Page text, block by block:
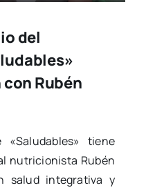
del
Rubén
«Salu­da­bles» tie­ne
nutri­cio­nis­ta Rubén
salud inte­gra­ti­va y